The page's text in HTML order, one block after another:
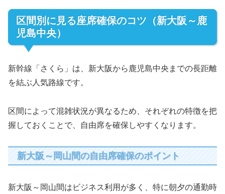
区間別に見る座席確保のコツ（新大阪～鹿
児島中央）
新幹線「さくら」は、新大阪から鹿児島中央までの長距離
を結ぶ人気路線です。
区間によって混雑状況が異なるため、それぞれの特徴を把
握しておくことで、自由席を確保しやすくなります。
新大阪～岡山間の自由席確保のポイント
新大阪～岡山間はビジネス利用が多く、特に朝夕の通勤時